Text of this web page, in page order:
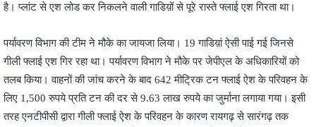
है। प्लांट से एश लोड कर निकलने वाली गाडिय़ों से पूरे रास्ते फ्लाई एश गिरता था।
पर्यावरण विभाग की टीम ने मौके का जायजा लिया। 19 गाडिय़ां ऐसी पाई गई जिनसे
गीली फ्लाई एश गिर रहा था। पर्यावरण विभाग ने मौके पर जेपीएल के अधिकारियों को
तलब किया। वाहनों की जांच करने के बाद 642 मीट्रिक टन फ्लाई ऐश के परिवहन के
लिए 1,500 रुपये प्रति टन की दर से 9.63 लाख रुपये का जुर्माना लगाया गया। इसी
तरह एनटीपीसी द्वारा गीली फ्लाई ऐश के परिवहन के कारण रायगढ़ से सारंगढ़ तक